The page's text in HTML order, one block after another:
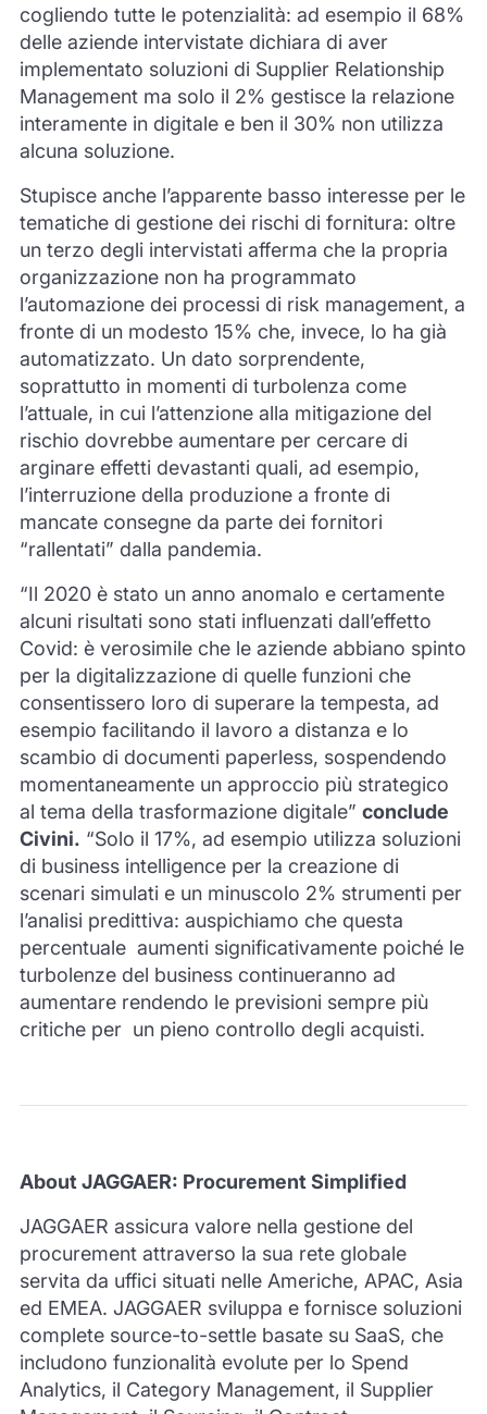
cogliendo tutte le potenzialità: ad esempio il 68%
delle aziende intervistate dichiara di aver
implementato soluzioni di Supplier Relationship
Management ma solo il 2% gestisce la relazione
interamente in digitale e ben il 30% non utilizza
alcuna soluzione.
Stupisce anche l’apparente basso interesse per le
tematiche di gestione dei rischi di fornitura: oltre
un terzo degli intervistati afferma che la propria
organizzazione non ha programmato
l’automazione dei processi di risk management, a
fronte di un modesto 15% che, invece, lo ha già
automatizzato. Un dato sorprendente,
soprattutto in momenti di turbolenza come
l’attuale, in cui l’attenzione alla mitigazione del
rischio dovrebbe aumentare per cercare di
arginare effetti devastanti quali, ad esempio,
l’interruzione della produzione a fronte di
mancate consegne da parte dei fornitori
“rallentati” dalla pandemia.
“Il 2020 è stato un anno anomalo e certamente
alcuni risultati sono stati influenzati dall’effetto
Covid: è verosimile che le aziende abbiano spinto
per la digitalizzazione di quelle funzioni che
consentissero loro di superare la tempesta, ad
esempio facilitando il lavoro a distanza e lo
scambio di documenti paperless, sospendendo
momentaneamente un approccio più strategico
al tema della trasformazione digitale” conclude
Civini. “Solo il 17%, ad esempio utilizza soluzioni
di business intelligence per la creazione di
scenari simulati e un minuscolo 2% strumenti per
l’analisi predittiva: auspichiamo che questa
percentuale aumenti significativamente poiché le
turbolenze del business continueranno ad
aumentare rendendo le previsioni sempre più
critiche per un pieno controllo degli acquisti.
About JAGGAER: Procurement Simplified
JAGGAER assicura valore nella gestione del
procurement attraverso la sua rete globale
servita da uffici situati nelle Americhe, APAC, Asia
ed EMEA. JAGGAER sviluppa e fornisce soluzioni
complete source-to-settle basate su SaaS, che
includono funzionalità evolute per lo Spend
Analytics, il Category Management, il Supplier